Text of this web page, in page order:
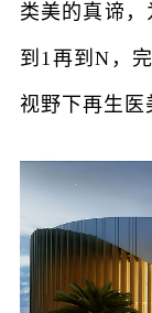
类美的真谛
到1再到N，
视野下再生医